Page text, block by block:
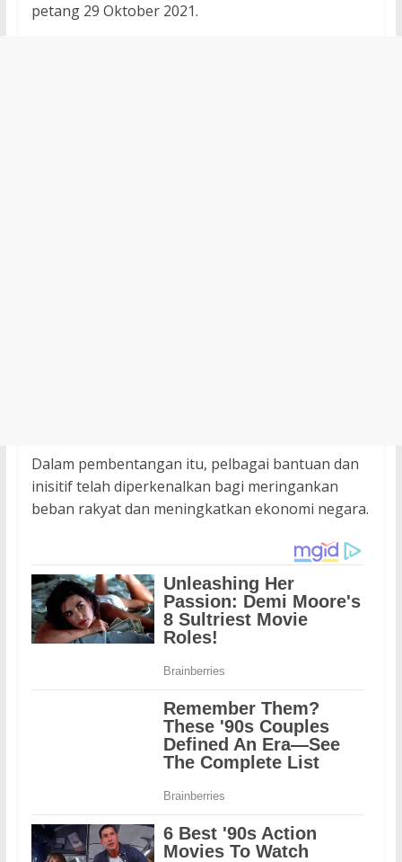
petang 29 Oktober 2021.
Dalam pembentangan itu, pelbagai bantuan dan
inisitif telah diperkenalkan bagi meringankan
beban rakyat dan meningkatkan ekonomi negara.